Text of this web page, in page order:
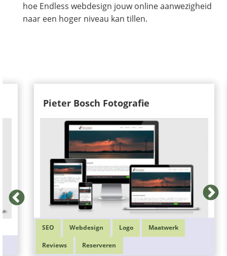
hoe Endless webdesign jouw online aanwezigheid
naar een hoger niveau kan tillen.
Pieter Bosch Fotografie
SEO Webdesign Logo Maatwerk
Reviews Reserveren